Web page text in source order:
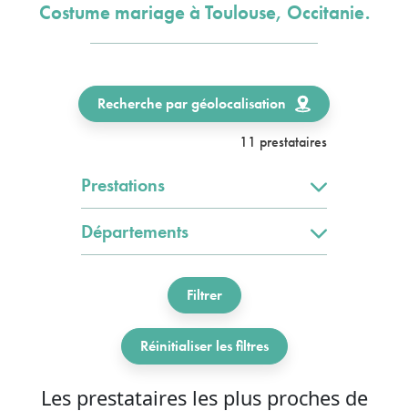
Costume mariage à Toulouse, Occitanie.
Recherche par géolocalisation
11 prestataires
Prestations
Départements
Filtrer
Réinitialiser les filtres
Les prestataires les plus proches de